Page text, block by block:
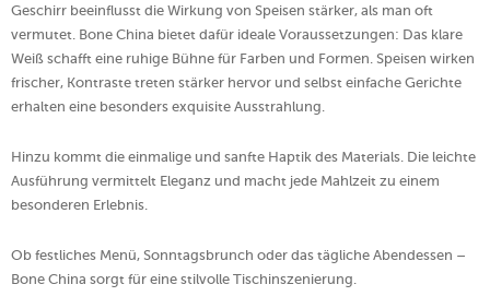
Geschirr beeinflusst die Wirkung von Speisen stärker, als man oft
vermutet. Bone China bietet dafür ideale Voraussetzungen: Das klare
Weiß schafft eine ruhige Bühne für Farben und Formen. Speisen wirken
frischer, Kontraste treten stärker hervor und selbst einfache Gerichte
erhalten eine besonders exquisite Ausstrahlung.
Hinzu kommt die einmalige und sanfte Haptik des Materials. Die leichte
Ausführung vermittelt Eleganz und macht jede Mahlzeit zu einem
besonderen Erlebnis.
Ob festliches Menü, Sonntagsbrunch oder das tägliche Abendessen –
Bone China sorgt für eine stilvolle Tischinszenierung.